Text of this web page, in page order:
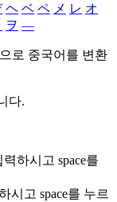
ヘ ベ ペ メ レ オ
ヲ ―
로 중국어를 변환
다.
력하시고 space를
시고 space를 누르